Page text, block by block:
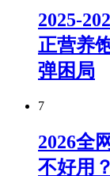
2025-
正营养
弹困局
7
2026全
不好用